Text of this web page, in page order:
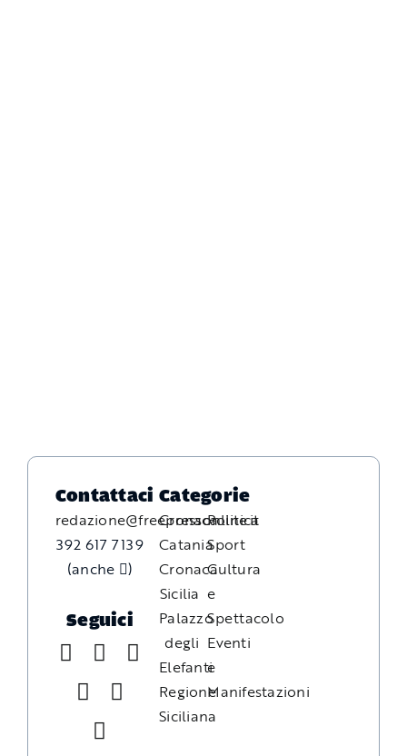
Contattaci
redazione@freepressonline.it
392 617 7139
(anche
)
Seguici
Categorie
Cronaca
Catania
Cronaca
Sicilia
Palazzo
degli
Elefanti
Regione
Siciliana
Politica
Sport
Cultura
e
Spettacolo
Eventi
e
Manifestazioni